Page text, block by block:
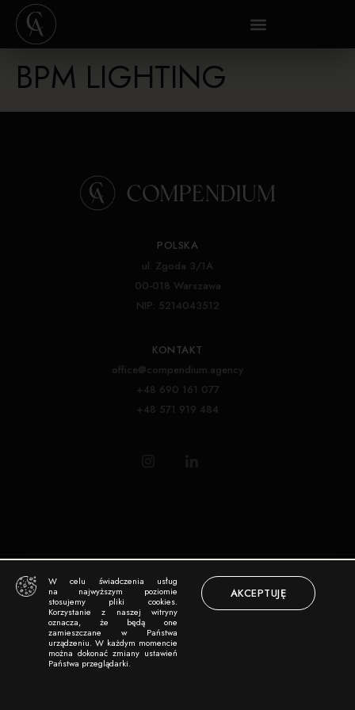
BPM LIGHTING
POLSKA
ul. Zgoda 3/1A
00-018 Warszawa
NIP: 5214043512
KONTAKT
office@compendium.agency
+48 690 161 077
+48 571 919 484
Copyright © 2024 COMPENDIUM Powered by StudioGrafiki.net
W celu świadczenia usług
na najwyższym poziomie
stosujemy pliki cookies.
Korzystanie z naszej witryny
oznacza, że będą one
zamieszczane w Państwa
urządzeniu. W każdym momencie
można dokonać zmiany ustawień
Państwa przeglądarki.
AKCEPTUJĘ